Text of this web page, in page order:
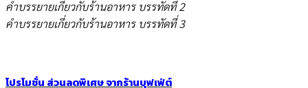
คำบรรยายเกี่ยวกับร้านอาหาร บรรทัดที่ 2
คำบรรยายเกี่ยวกับร้านอาหาร บรรทัดที่ 3
โปรโมชั่น ส่วนลดพิเศษ จากร้านบุฟเฟ่ต์